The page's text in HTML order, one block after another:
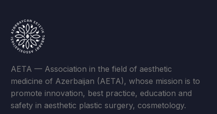
AETA — Association in the field of aesthetic
medicine of Azerbaijan (AETA), whose mission is to
promote innovation, best practice, education and
safety in aesthetic plastic surgery, cosmetology.